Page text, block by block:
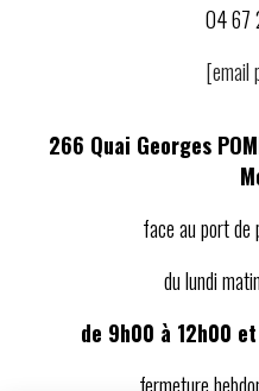
04 67
[email
266 Quai Georges
face au port de
du lundi
de 9h00 à 12h00
fermeture